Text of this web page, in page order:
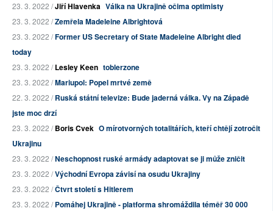
23. 3. 2022 /Jiří Hlavenka Válka na Ukrajině očima optimisty
23. 3. 2022 /Zemřela Madeleine Albrightová
23. 3. 2022 /Former US Secretary of State Madeleine Albright died
today
23. 3. 2022 /Lesley Keen toblerzone
23. 3. 2022 /Mariupol: Popel mrtvé země
22. 3. 2022 /Ruská státní televize: Bude jaderná válka. Vy na Západě
jste moc drzí
23. 3. 2022 /Boris Cvek O mírotvorných totalitářích, kteří chtějí zotročit
Ukrajinu
23. 3. 2022 /Neschopnost ruské armády adaptovat se ji může zničit
23. 3. 2022 /Východní Evropa závisí na osudu Ukrajiny
23. 3. 2022 /Čtvrt století s Hitlerem
23. 3. 2022 /Pomáhej Ukrajině - platforma shromáždila téměř 30 000